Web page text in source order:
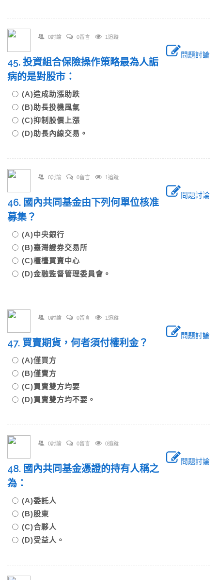
0討論 0留言 1追蹤
問題討論
45. 投資組合保險操作策略最為人詬
病的是對股市：
(A)造成助漲助跌
(B)助長投機風氣
(C)抑制股價上漲
(D)助長內線交易。
0討論 0留言 1追蹤
問題討論
46. 國內共同基金由下列何單位核准
募集？
(A)中央銀行
(B)臺灣證券交易所
(C)櫃檯買賣中心
(D)金融監督管理委員會。
0討論 0留言 1追蹤
問題討論
47. 買賣期貨，何者須付權利金？
(A)僅買方
(B)僅賣方
(C)買賣雙方均要
(D)買賣雙方均不要。
0討論 0留言 0追蹤
問題討論
48. 國內共同基金憑證的持有人稱之
為：
(A)委託人
(B)股東
(C)合夥人
(D)受益人。